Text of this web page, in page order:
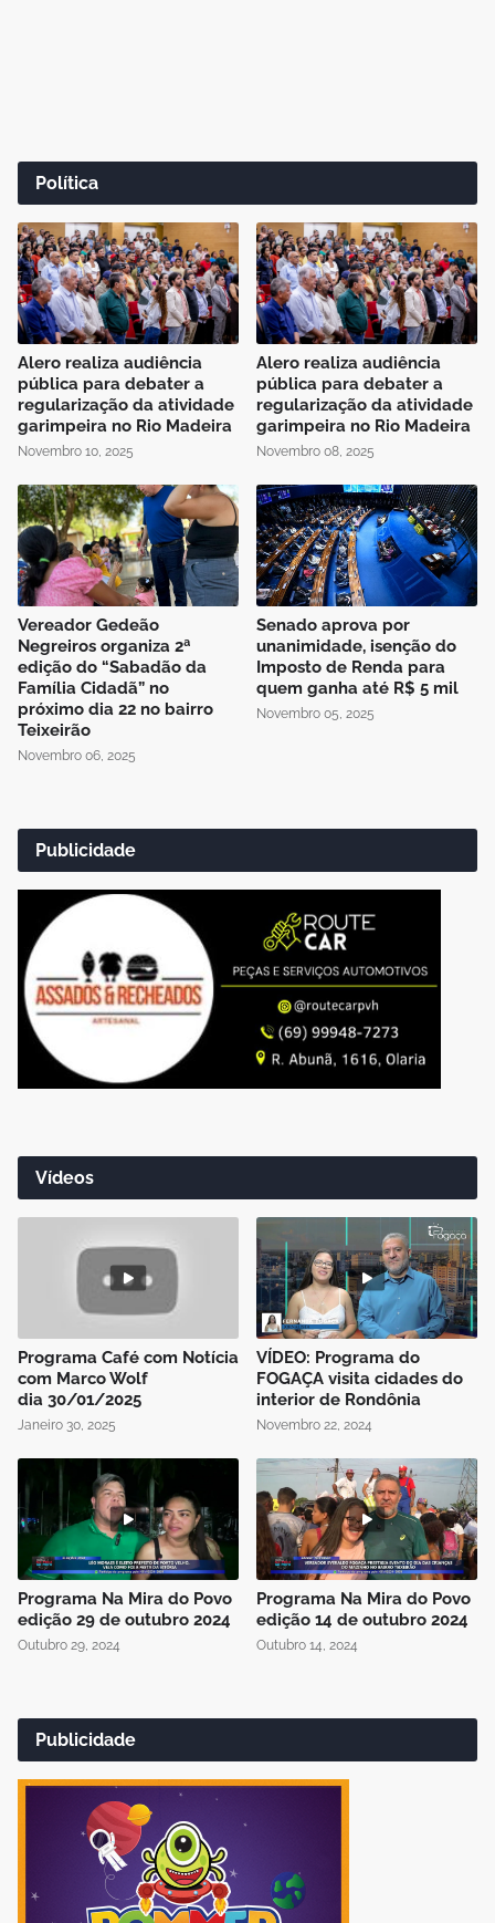
Política
Alero realiza audiência
pública para debater a
regularização da atividade
garimpeira no Rio Madeira
Novembro 10, 2025
Alero realiza audiência
pública para debater a
regularização da atividade
garimpeira no Rio Madeira
Novembro 08, 2025
Vereador Gedeão
Negreiros organiza 2ª
edição do “Sabadão da
Família Cidadã” no
próximo dia 22 no bairro
Teixeirão
Novembro 06, 2025
Senado aprova por
unanimidade, isenção do
Imposto de Renda para
quem ganha até R$ 5 mil
Novembro 05, 2025
Publicidade
Vídeos
Programa Café com Notícia
com Marco Wolf
dia 30/01/2025
Janeiro 30, 2025
VÍDEO: Programa do
FOGAÇA visita cidades do
interior de Rondônia
Novembro 22, 2024
Programa Na Mira do Povo
edição 29 de outubro 2024
Outubro 29, 2024
Programa Na Mira do Povo
edição 14 de outubro 2024
Outubro 14, 2024
Publicidade